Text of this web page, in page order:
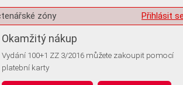
volitelných informací
Přihlásit
zóny
Okamžitý nákup
Vydání 100+1 ZZ 3/2016 můžete zakoupit pomocí
platební karty